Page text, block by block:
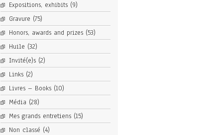
Expositions, exhibits(9)
Gravure (75)
Honors, awards and prizes(53)
Huile (32)
Invité(e)s(2)
Links(2)
Livres – Books(10)
Média (28)
Mes grands entretiens(15)
Non classé (4)